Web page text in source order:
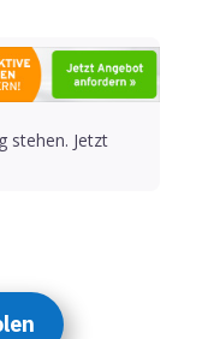
stehen. Jetzt